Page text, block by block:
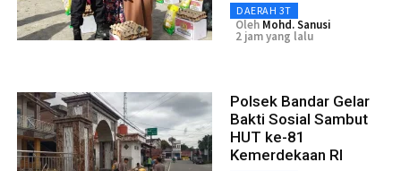
DAERAH 3T
Oleh Mohd. Sanusi
2 jam yang lalu
Polsek Bandar Gelar
Bakti Sosial Sambut
HUT ke-81
Kemerdekaan RI